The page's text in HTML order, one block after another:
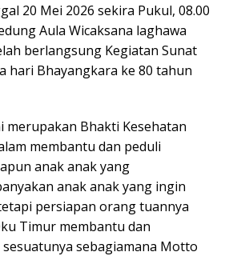
20 Mei 2026 sekira Pukul, 08.00
Aula Wicaksana laghawa
berlangsung Kegiatan Sunat
hari Bhayangkara ke 80 tahun
merupakan Bhakti Kesehatan
membantu dan peduli
anak anak yang
anak anak yang ingin
persiapan orang tuannya
Timur membantu dan
sebagiamana Motto